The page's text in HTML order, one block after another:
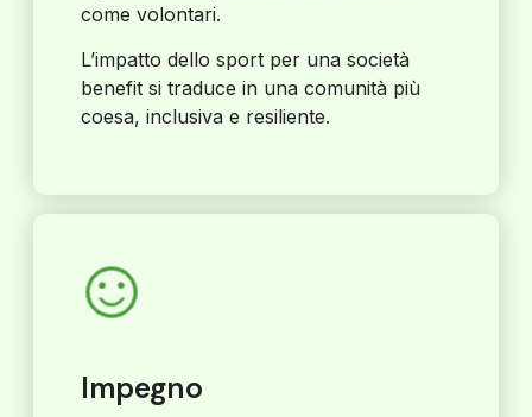
come volontari.
L’impatto dello sport per una società
benefit si traduce in una comunità più
coesa, inclusiva e resiliente.
Impegno